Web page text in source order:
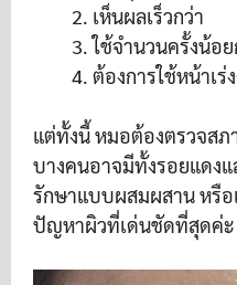
เห็นผลเร็วกว่า
ใช้จำนวนครั้งน้อย
ต้องการใช้หน้าเร่
แต่ทั้งนี้ หมอต้องตรวจส
บางคนอาจมีทั้งรอยแดง
รักษาแบบผสมผสาน หรือ
ปัญหาผิวที่เด่นชัดที่สุดค่ะ